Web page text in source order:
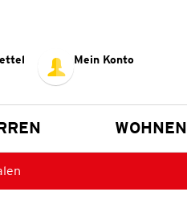
Mein Konto
WOHNEN